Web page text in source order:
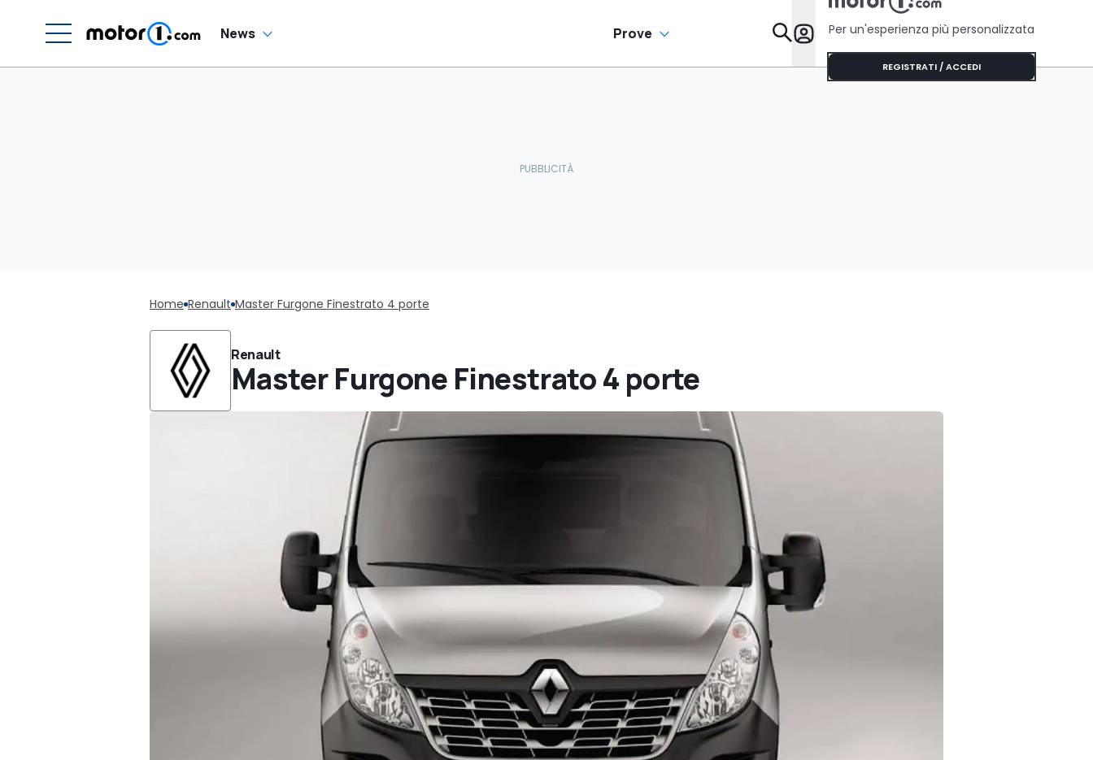
News Prove Da Sapere
Per un'esperienza più personalizzata
REGISTRATI / ACCEDI
Home Renault Master Furgone Finestrato 4 porte
Renault
Master Furgone Finestrato 4 porte